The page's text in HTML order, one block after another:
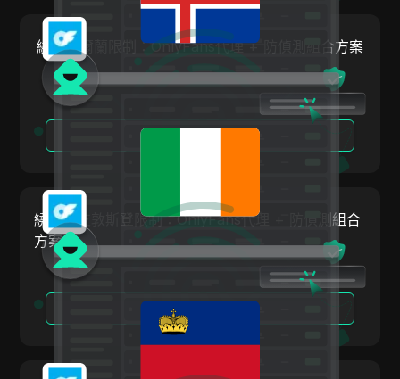
Google Ads
Google Pay
HBO Max
Kakaotalk
Lazada
Line
Media.net
以色列
大韓民國
拉托維亞
列支敦斯登
立陶宛
盧森堡
馬爾他
墨西哥
挪威
繞過愛爾蘭限制：OnlyFans代理 + 防偵測組合方案
繞過列支敦斯登限制：OnlyFans代理 + 防偵測組合
方案
閱讀更多